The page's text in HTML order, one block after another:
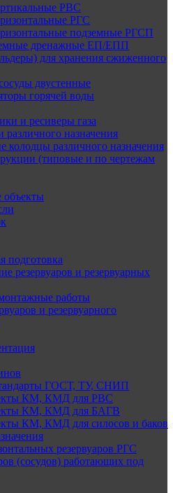
РВС
РГС
подземные РГСП
дренажные ЕП/ЕПП
для хранения сжиженного
двустенные
горячей воды
и ресиверы газа
назначения
колодцы различного назначения
(типовые и по чертежам
подготовка
резервуаров и резервуарных
работы
и резервуарного
ГОСТ, ТУ, СНИП
КМ, КМД для РВС
КМ, КМД для БАГВ
КМ, КМД для силосов и баков
резервуаров РГС
(сосудов) работающих под